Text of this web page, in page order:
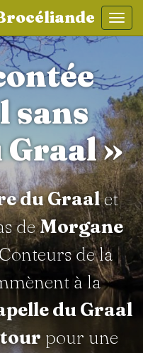
sans
»
du Graalet
deMorgane
de la
à la
du Graal
pour une